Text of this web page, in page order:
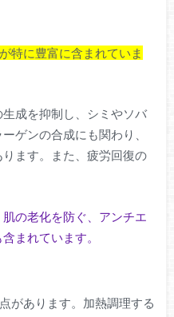
特に豊富に含まれていま
成を抑制し、シミやソバ
ゲンの合成にも関わり、
ます。また、疲労回復の
の老化を防ぐ、アンチエ
まれています。
があります。加熱調理する